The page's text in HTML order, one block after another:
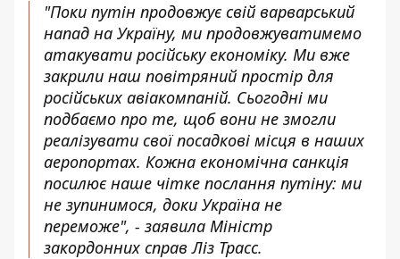
"Поки путін продовжує свій варварський
напад на Україну, ми продовжуватимемо
атакувати російську економіку. Ми вже
закрили наш повітряний простір для
російських авіакомпаній. Сьогодні ми
подбаємо про те, щоб вони не змогли
реалізувати свої посадкові місця в наших
аеропортах. Кожна економічна санкція
посилює наше чітке послання путіну: ми
не зупинимося, доки Україна не
переможе", - заявила Міністр
закордонних справ Ліз Трасс.